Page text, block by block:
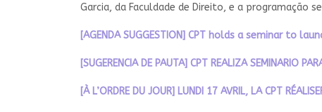
Garcia, da Faculdade de Direito, e a programação
[AGENDA SUGGESTION] CPT holds a seminar to
[SUGERENCIA DE PAUTA] CPT REALIZA SEMINARIO
[À L’ORDRE DU JOUR] LUNDI 17 AVRIL, LA CPT